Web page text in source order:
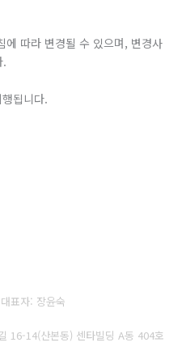
에 따라 변경될 수 있으며, 변경사
.
됩니다.
표자: 장윤숙
16-14(산본동) 센타빌딩 A동 404호